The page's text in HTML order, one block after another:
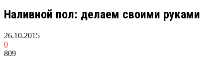
Наливной пол: делаем своими руками
26.10.2015
0
809